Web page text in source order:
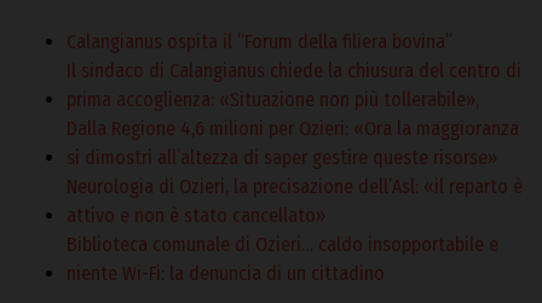
Calangianus ospita il “Forum della filiera bovina”
Il sindaco di Calangianus chiede la chiusura del centro di
prima accoglienza: «Situazione non più tollerabile»,
Dalla Regione 4,6 milioni per Ozieri: «Ora la maggioranza
si dimostri all’altezza di saper gestire queste risorse»
Neurologia di Ozieri, la precisazione dell’Asl: «il reparto è
attivo e non è stato cancellato»
Biblioteca comunale di Ozieri… caldo insopportabile e
niente Wi-Fi: la denuncia di un cittadino